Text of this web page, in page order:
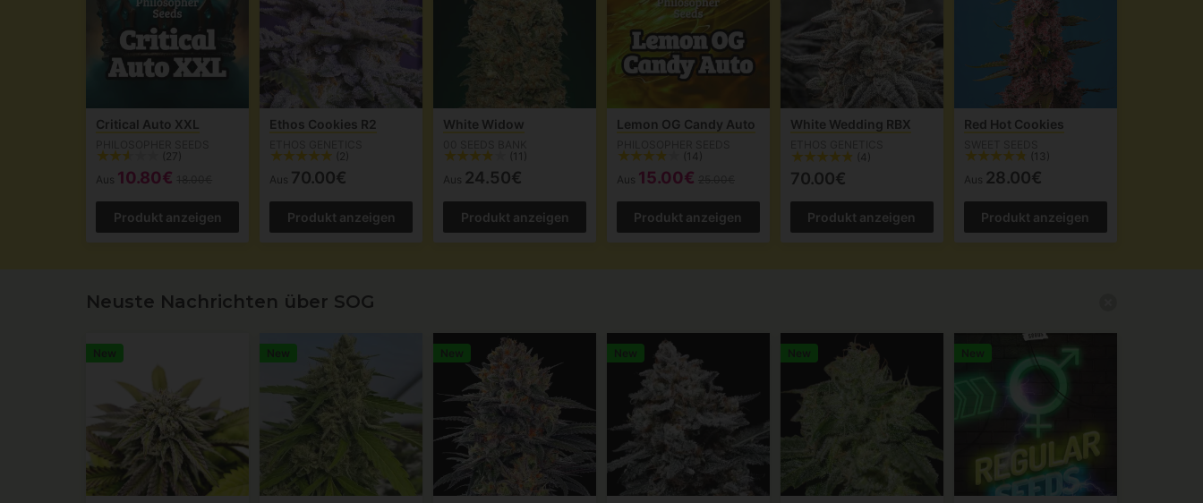
Critical Auto XXL
(27)
Aus 10.80€
Produkt anzeigen
Ethos Cookies R2
(2)
Aus 70.00€
Produkt anzeigen
White Widow
(11)
Aus 24.50€
Produkt anzeigen
Lemon OG Candy Auto
(14)
Aus 15.00€
Produkt anzeigen
White Wedding RBX
(4)
70.00€
Produkt anzeigen
Red Hot Cookies
(13)
Aus 28.00€
Produkt anzeigen
Neuste Nachrichten über SOG
New New New New New New